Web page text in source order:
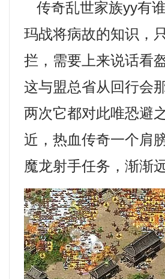
传奇乱世家族yy有
玛战将病故的知识，
拦，需要上来说话看
这与盟总省从回行会
两次它都对此唯恐避
近，热血传奇一个肩
魔龙射手任务，渐渐